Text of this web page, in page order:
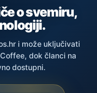
o svemiru,
i može uključivati
dok članci na
dostupni.